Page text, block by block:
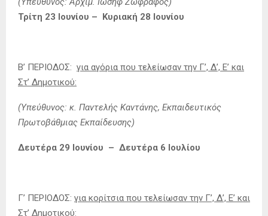
Τρίτη 23 Ιουνίου – Κυριακή 28 Ιουνίου
Β’ ΠΕΡΙΟΔΟΣ: για αγόρια που τελείωσαν την Γ’, Δ’, Ε’ και
Στ’ Δημοτικού:
(Υπεύθυνος: κ. Παντελής Καντάνης, Εκπαιδευτικός
Πρωτοβάθμιας Εκπαίδευσης)
Δευτέρα 29 Ιουνίου – Δευτέρα 6 Ιουλίου
Γ’ ΠΕΡΙΟΔΟΣ: για κορίτσια που τελείωσαν την Γ’, Δ’, Ε’ και
Στ’ Δημοτικού: